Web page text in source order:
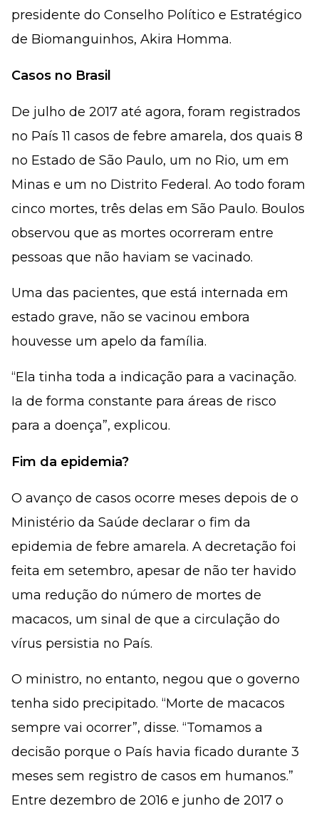
presidente do Conselho Político e Estratégico
de Biomanguinhos, Akira Homma.
Casos no Brasil
De julho de 2017 até agora, foram registrados
no País 11 casos de febre amarela, dos quais 8
no Estado de São Paulo, um no Rio, um em
Minas e um no Distrito Federal. Ao todo foram
cinco mortes, três delas em São Paulo. Boulos
observou que as mortes ocorreram entre
pessoas que não haviam se vacinado.
Uma das pacientes, que está internada em
estado grave, não se vacinou embora
houvesse um apelo da família.
“Ela tinha toda a indicação para a vacinação.
Ia de forma constante para áreas de risco
para a doença”, explicou.
Fim da epidemia?
O avanço de casos ocorre meses depois de o
Ministério da Saúde declarar o fim da
epidemia de febre amarela. A decretação foi
feita em setembro, apesar de não ter havido
uma redução do número de mortes de
macacos, um sinal de que a circulação do
vírus persistia no País.
O ministro, no entanto, negou que o governo
tenha sido precipitado. “Morte de macacos
sempre vai ocorrer”, disse. “Tomamos a
decisão porque o País havia ficado durante 3
meses sem registro de casos em humanos.”
Entre dezembro de 2016 e junho de 2017 o